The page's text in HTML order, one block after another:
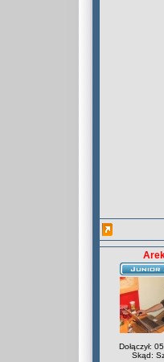
Dołączył:
Skąd: